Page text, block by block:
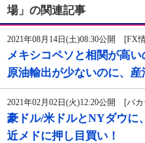
場」の関連記事
2021年08月14日(土)08:30公開 [FX
メキシコペソと相関が高
原油輸出が少ないのに、
2021年02月02日(火)12:20公開 [バ
豪ドル/米ドルとNYダウに
近メドに押し目買い！